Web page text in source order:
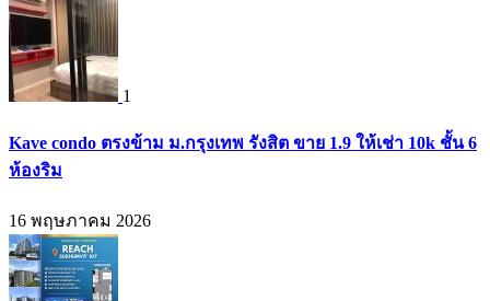
1
Kave condo ตรงข้าม ม.กรุงเทพ รังสิต ขาย 1.9 ให้เช่า 10k ชั้น 6
ห้องริม
16 พฤษภาคม 2026